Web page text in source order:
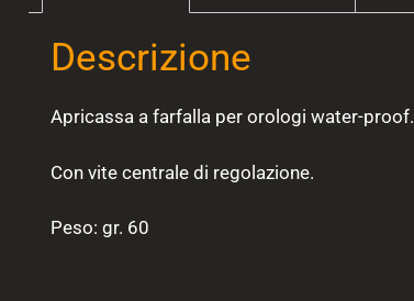
Descrizione
Apricassa a farfalla per orologi water-proof.
Con vite centrale di regolazione.
Peso: gr. 60